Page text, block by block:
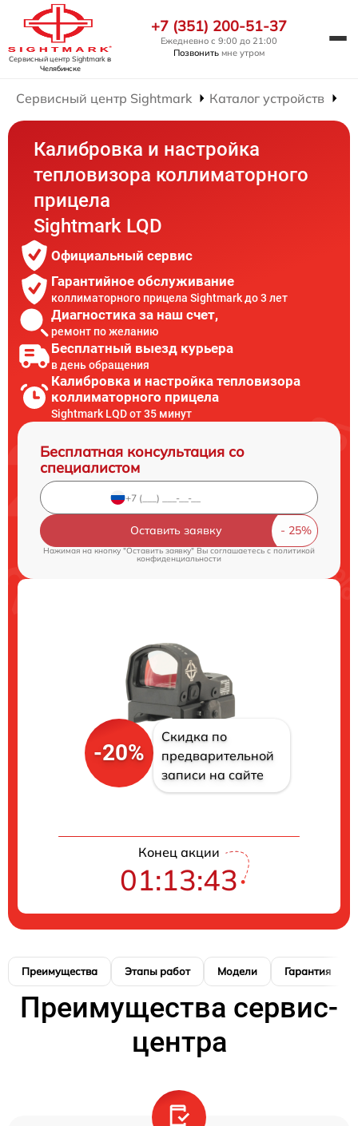
Сервисный центр Sightmarkв
Челябинске
+7 (351) 200-51-37
Ежедневно с 9:00 до 21:00
Позвонить мне утром
Сервисный центр Sightmark Каталог устройств
Калибровка и настройка
тепловизора коллиматорного
прицела
Sightmark LQD
Официальный сервис
Гарантийное обслуживание
коллиматорного прицела Sightmark до 3 лет
Диагностика за наш счет,
ремонт по желанию
Бесплатный выезд курьера
в день обращения
Калибровка и настройка тепловизора
коллиматорного прицела
Sightmark LQD от 35 минут
Бесплатная консультация со
специалистом
Оставить заявку
Нажимая на кнопку "Оставить заявку" Вы соглашаетесь cполитикой
конфиденциальности
-20%
Скидка по
предварительной
записи на сайте
Конец акции
01:13:42
Преимущества Этапы работ Модели Гарантия
Преимущества сервис-
центра